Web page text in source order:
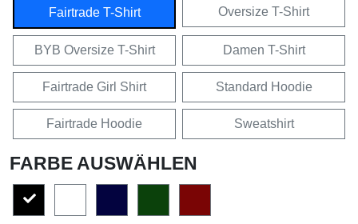
Fairtrade T-Shirt Oversize T-Shirt
BYB Oversize T-Shirt Damen T-Shirt
Fairtrade Girl Shirt Standard Hoodie
Fairtrade Hoodie Sweatshirt
FARBE AUSWÄHLEN